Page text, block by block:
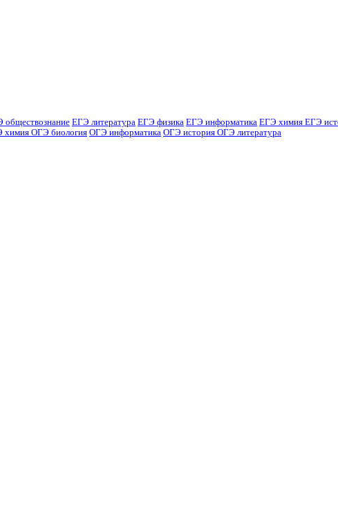
обществознание ЕГЭ литература ЕГЭ физика ЕГЭ информатика ЕГЭ химия ЕГЭ
химия ОГЭ биология ОГЭ информатика ОГЭ история ОГЭ литература